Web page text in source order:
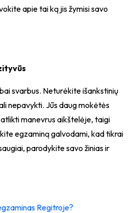
apie tai ką jis žymisi savo
svarbus. Neturėkite išankstinių
nepavykti. Jūs daug mokėtės
manevrus aikštelėje, taigi
egzaminą galvodami, kad tikrai
parodykite savo žinias ir
Regitroje?